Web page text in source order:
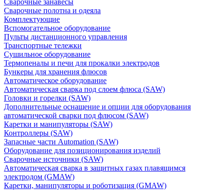
Сварочные занавесы
Сварочные полотна и одеяла
Комплектующие
Вспомогательное оборудование
Пульты дистанционного управления
Транспортные тележки
Сушильное оборудование
Термопеналы и печи для прокалки электродов
Бункеры для хранения флюсов
Автоматическое оборудование
Автоматическая сварка под слоем флюса (SAW)
Головки и горелки (SAW)
Дополнительные оснащение и опции для оборудования
автоматической сварки под флюсом (SAW)
Каретки и манипуляторы (SAW)
Контроллеры (SAW)
Запасные части Automation (SAW)
Оборудование для позиционирования изделий
Сварочные источники (SAW)
Автоматическая сварка в защитных газах плавящимся
электродом (GMAW)
Каретки, манипуляторы и роботизация (GMAW)